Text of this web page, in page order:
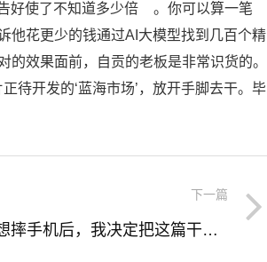
好使了不知道多少倍
。你可以算一笔
他花更少的钱通过AI大模型找到几百个精
的效果面前，自贡的老板是非常识货的。
待开发的‘蓝海市场’，放开手脚去干。毕
下一篇
被AI助手气到想摔手机后，我决定把这篇干货分享出来！